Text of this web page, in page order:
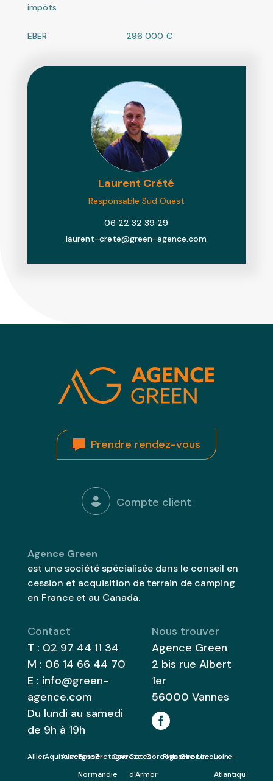
impôts
EBER 296 000 €
Laurent Crété
Responsable Sud Ouest
06 22 32 39 29
laurent-crete@green-agence.com
Prendre rendez-vous
Compte client
Agence Green
est une société spécialisée dans le conseil en
cession et acquisition de terrain de camping
en France et au Canada.
Contact
T : 02 97 44 11 34
M : 06 14 66 44 70
E : info@green-
agence.com
Du lundi au samedi
de 9h à 19h
Nous trouver
Agence Green
2 bis rue Albert
1er
56000 Vannes
AllierAquitaineAuvergne
Basse-
Normandie
Bretagne
CorrezeCotes-
d'Armor
Dordogne
FinistereGirondeLimousin
Loire-
Atlantique